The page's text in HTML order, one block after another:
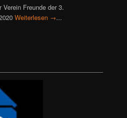
Freunde der 3.
Weiterlesen →...